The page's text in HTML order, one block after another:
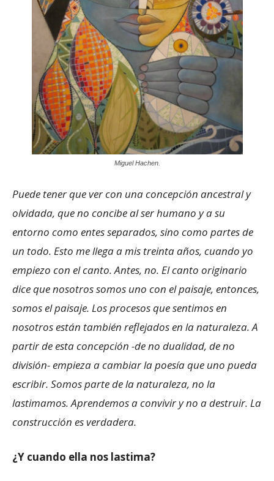
Miguel Hachen.
Puede tener que ver con una concepción ancestral y
olvidada, que no concibe al ser humano y a su
entorno como entes separados, sino como partes de
un todo. Esto me llega a mis treinta años, cuando yo
empiezo con el canto. Antes, no. El canto originario
dice que nosotros somos uno con el paisaje, entonces,
somos el paisaje. Los procesos que sentimos en
nosotros están también reflejados en la naturaleza. A
partir de esta concepción -de no dualidad, de no
división- empieza a cambiar la poesía que uno pueda
escribir. Somos parte de la naturaleza, no la
lastimamos. Aprendemos a convivir y no a destruir. La
construcción es verdadera.
¿Y cuando ella nos lastima?